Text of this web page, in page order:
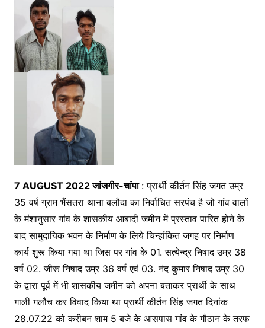
7 AUGUST 2022 जांजगीर-चांपा : प्रार्थी कीर्तन सिंह जगत उम्र
35 वर्ष ग्राम भैंसतरा थाना बलौदा का निर्वाचित सरपंच है जो गांव वालों
के मंशानुसार गांव के शासकीय आबादी जमीन में प्रस्ताव पारित होने के
बाद सामुदायिक भवन के निर्माण के लिये चिन्हांकित जगह पर निर्माण
कार्य शुरू किया गया था जिस पर गांव के 01. सत्येन्द्र निषाद उम्र 38
वर्ष 02. जीरू निषाद उम्र 36 वर्ष एवं 03. नंद कुमार निषाद उम्र 30
के द्वारा पूर्व में भी शासकीय जमीन को अपना बताकर प्रार्थी के साथ
गाली गलौच कर विवाद किया था प्रार्थी कीर्तन सिंह जगत दिनांक
28.07.22 को करीबन शाम 5 बजे के आसपास गांव के गौठान के तरफ